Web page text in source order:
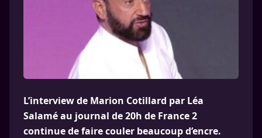
L’interview de Marion Cotillard par Léa
Salamé au journal de 20h de France 2
continue de faire couler beaucoup d’encre.